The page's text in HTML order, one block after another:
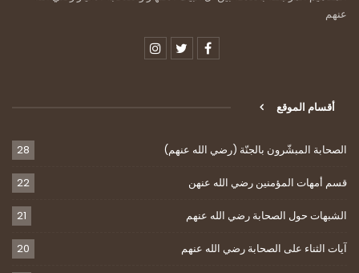
عنهم
أقسام الموقع
الصحابة المبشّرون بالجنّة (رضي الله عنهم) 28
قسم أمهات المؤمنين رضي الله عنهن 22
الشبهات حول الصحابة رضي الله عنهم 21
آيات الثناء على الصحابة رضي الله عنهم 20